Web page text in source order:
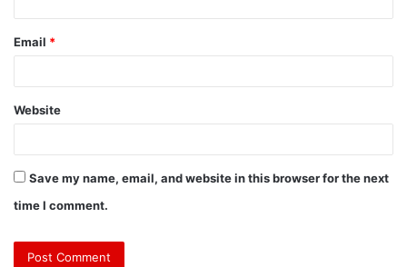
Email *
Website
Save my name, email, and website in this browser for the next
time I comment.